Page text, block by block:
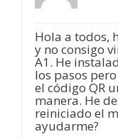
Hola a todos,
y no consigo
A1. He
los pasos
el código QR
manera. He
reiniciado el
ayudarme?